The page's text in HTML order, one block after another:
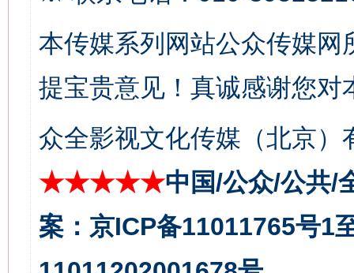
本传媒系列网站公众传媒
提宝贵意见！真诚感谢您
众全影视文化传媒（北京）
★★★★★中国/公众/公共/
案：京ICP备11011765号1
今